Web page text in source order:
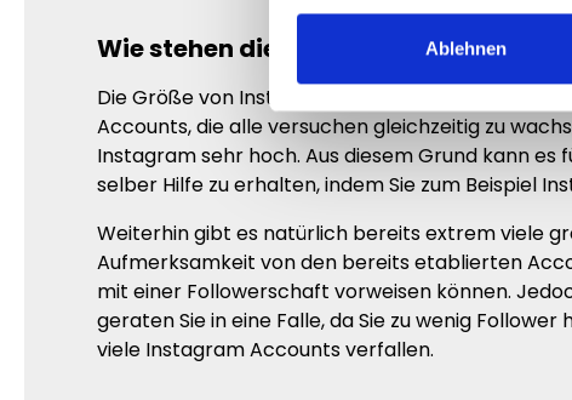
Ablehnen
Wie stehen die Chancen auf
Die Größe von Instagram bringt einige Vorteile
Accounts, die alle versuchen gleichzeitig zu
Instagram sehr hoch. Aus diesem Grund kann
selber Hilfe zu erhalten, indem Sie zum Beispiel
Weiterhin gibt es natürlich bereits extrem viele
Aufmerksamkeit von den bereits etablierten
mit einer Followerschaft vorweisen können.
geraten Sie in eine Falle, da Sie zu wenig
viele Instagram Accounts verfallen.